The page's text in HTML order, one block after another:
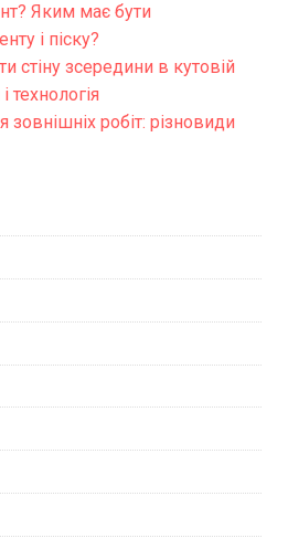
Яким має бути
і піску?
стіну зсередини в кутовій
технологія
робіт: різновиди